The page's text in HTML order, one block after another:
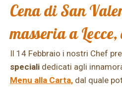
Cena di San
masseria a
Il 14 Febbraio i nostri Chef
speciali dedicati agli
Menu alla Carta, dal quale